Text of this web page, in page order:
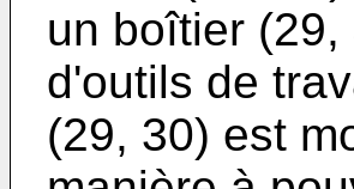
un boîtier
d'outils de
(29, 30) est